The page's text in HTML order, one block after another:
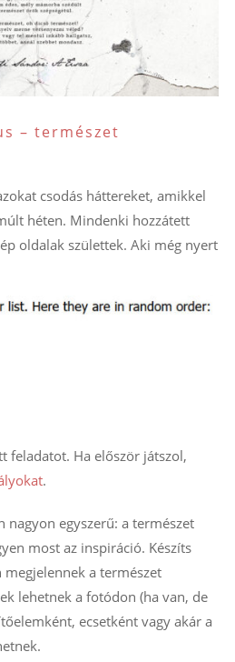
– természet
csodás háttereket, amikkel
héten. Mindenki hozzátett
oldalak születtek. Aki még nyert
feladatot. Ha először játszol,
.
nagyon egyszerű: a természet
most az inspiráció. Készíts
a természet
lehetnek a fotódon (ha van, de
ecsetként vagy akár a